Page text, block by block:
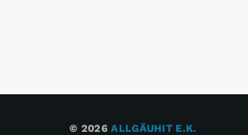
© 2026ALLGÄUHIT E.K.